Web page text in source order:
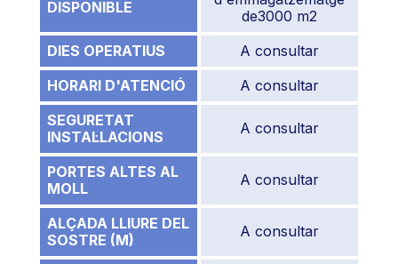
DISPONIBLE
de3000 m2
DIES OPERATIUS
A consultar
HORARI D'ATENCIÓ
A consultar
SEGURETAT
INSTAL·LACIONS
A consultar
PORTES ALTES AL
MOLL
A consultar
ALÇADA LLIURE DEL
SOSTRE (M)
A consultar